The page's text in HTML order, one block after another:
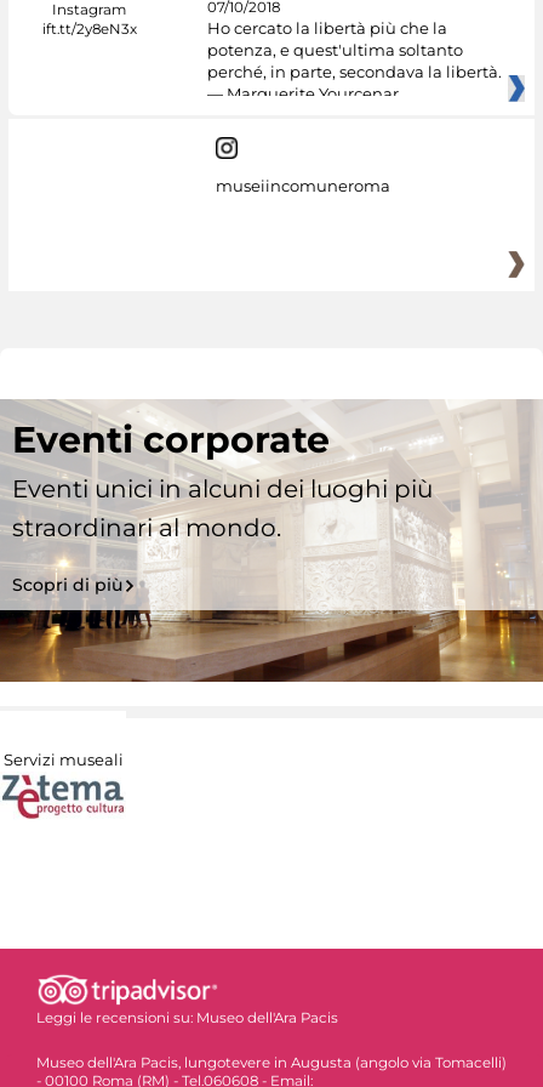
07/10/2018
Ho cercato la libertà più che la
potenza, e quest'ultima soltanto
perché, in parte, secondava la libertà.
— Marguerite Yourcenar
museiincomuneroma
Eventi corporate
Eventi unici in alcuni dei luoghi più
straordinari al mondo.
Scopri di più
Servizi museali
Leggi le recensioni su: Museo dell'Ara Pacis
Museo dell'Ara Pacis, lungotevere in Augusta (angolo via Tomacelli)
- 00100 Roma (RM) - Tel.060608 - Email: